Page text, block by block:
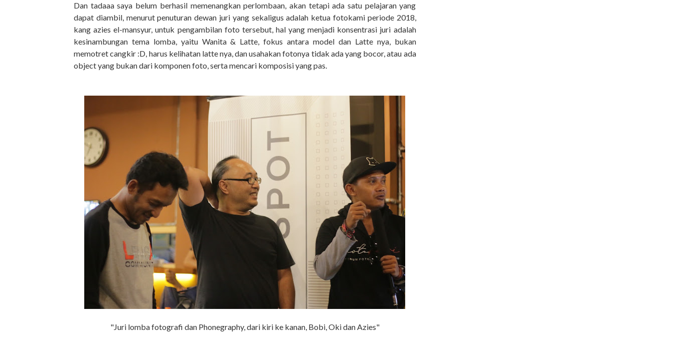
Dan tadaaa saya belum berhasil memenangkan perlombaan, akan tetapi ada satu pelajaran yang
dapat diambil, menurut penuturan dewan juri yang sekaligus adalah ketua fotokami periode 2018,
kang azies el-mansyur, untuk pengambilan foto tersebut, hal yang menjadi konsentrasi juri adalah
kesinambungan tema lomba, yaitu Wanita & Latte, fokus antara model dan Latte nya, bukan
memotret cangkir :D, harus kelihatan latte nya, dan usahakan fotonya tidak ada yang bocor, atau ada
object yang bukan dari komponen foto, serta mencari komposisi yang pas.
"Juri lomba fotografi dan Phonegraphy, dari kiri ke kanan, Bobi, Oki dan Azies"